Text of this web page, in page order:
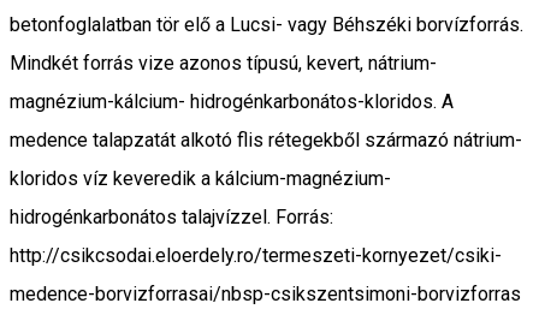
betonfoglalatban tör elő a Lucsi- vagy Béhszéki bor­vízforrás.
Mindkét forrás vize azonos típusú, kevert, nátrium-
magnézium-kálcium- hidrogénkarbonátos-kloridos. A
medence talapzatát alkotó flis rétegekből származó nátrium-
kloridos víz keveredik a kálcium-magnézium-
hidrogénkarbonátos talajvízzel. Forrás:
http://csikcsodai.eloerdely.ro/termeszeti-kornyezet/csiki-
medence-borvizforrasai/nbsp-csikszentsimoni-borvizforras